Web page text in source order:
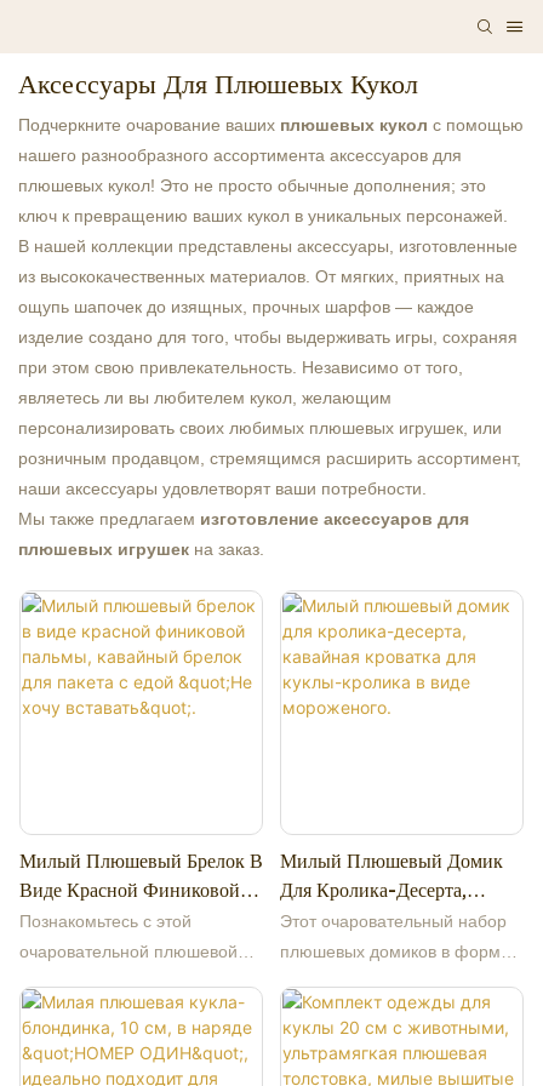
Аксессуары Для Плюшевых Кукол
Подчеркните очарование ваших плюшевых кукол с помощью
нашего разнообразного ассортимента аксессуаров для
плюшевых кукол! Это не просто обычные дополнения; это
ключ к превращению ваших кукол в уникальных персонажей.
В нашей коллекции представлены аксессуары, изготовленные
из высококачественных материалов. От мягких, приятных на
ощупь шапочек до изящных, прочных шарфов — каждое
изделие создано для того, чтобы выдерживать игры, сохраняя
при этом свою привлекательность. Независимо от того,
являетесь ли вы любителем кукол, желающим
персонализировать своих любимых плюшевых игрушек, или
розничным продавцом, стремящимся расширить ассортимент,
наши аксессуары удовлетворят ваши потребности.
Мы также предлагаем изготовление аксессуаров для
плюшевых игрушек на заказ.
Милый Плюшевый Брелок В
Виде Красной Финиковой
Пальмы, Кавайный Брелок
Для Пакета С Едой "Не Хочу
Познакомьтесь с этой
очаровательной плюшевой
Вдохновленная китайским
красным фиником, она имеет
пушистое белое плюшевое
Милый Плюшевый Домик
Для Кролика-Десерта,
Кавайная Кроватка Для
Куклы-Кролика В Виде
Этот очаровательный набор
плюшевых домиков в форме
дополнением к вашим
любимым маленьким
плюшевым куклам! У желтого